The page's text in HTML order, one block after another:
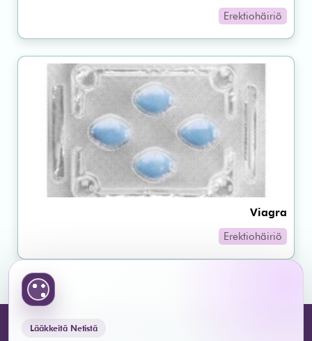
Erektiohäiriö
Viagra
Erektiohäiriö
Lääkkeitä Netistä